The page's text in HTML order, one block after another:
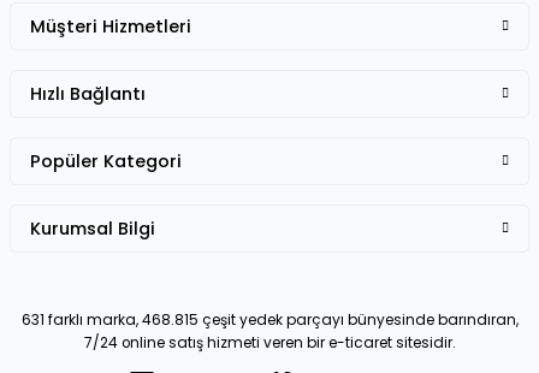
631 farklı marka, 468.815 çeşit yedek parçayı bünyesinde barındıran,
7/24 online satış hizmeti veren bir e-ticaret sitesidir.
Müşteri Hizmetleri
Hızlı Bağlantı
Popüler Kategori
Kurumsal Bilgi